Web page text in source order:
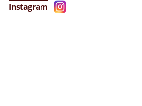
Instagram